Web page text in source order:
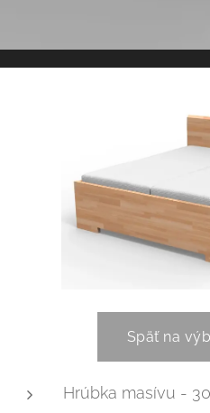
Späť na
Hrúbka masívu -